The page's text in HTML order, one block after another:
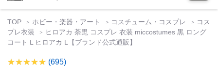
TOP ホビー・楽器・アート コスチューム・コスプレ
コス
プレ衣装
ヒロアカ 荼毘 コスプレ 衣装 miccostumes 黒 ロング
コート L ヒロアカ L【ブランド公式通販】
(695)